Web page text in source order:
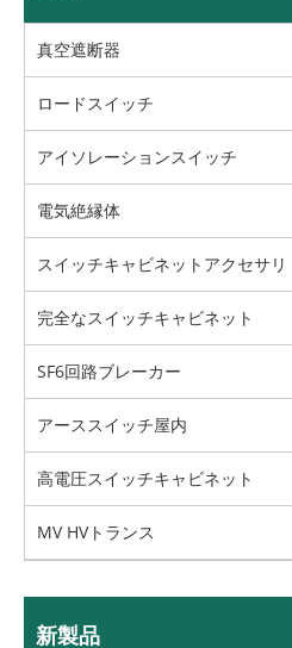
真空遮断器
ロードスイッチ
アイソレーションスイッチ
電気絶縁体
スイッチキャビネットアクセサリ
完全なスイッチキャビネット
SF6回路ブレーカー
アーススイッチ屋内
高電圧スイッチキャビネット
MV HVトランス
新製品